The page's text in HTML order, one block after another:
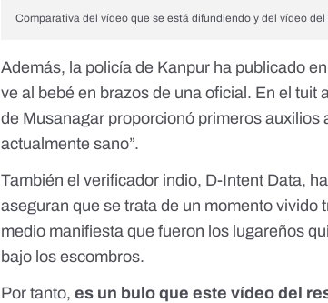
Comparativa del vídeo que se está difundiendo y del vídeo
Además, la policía de Kanpur ha publicado
ve al bebé en brazos de una oficial. En el tuit
de Musanagar proporcionó primeros auxilios
actualmente sano”.
También el verificador indio, D-Intent Data,
aseguran que se trata de un momento vivido
medio manifiesta que fueron los lugareños
bajo los escombros.
Por tanto,es un bulo que este vídeo del